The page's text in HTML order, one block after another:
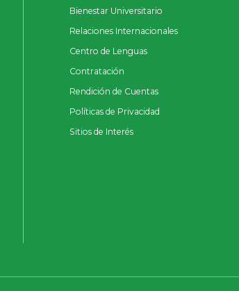
Bienestar Universitario
Relaciones Internacionales
Centro de Lenguas
Contratación
Rendición de Cuentas
Políticas de Privacidad
Sitios de Interés